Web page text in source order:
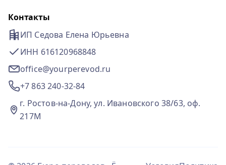
Контакты
ИП Седова Елена Юрьевна
ИНН 616120968848
office@yourperevod.ru
+7 863 240-32-84
г. Ростов-на-Дону, ул. Ивановского 38/63, оф.
217М